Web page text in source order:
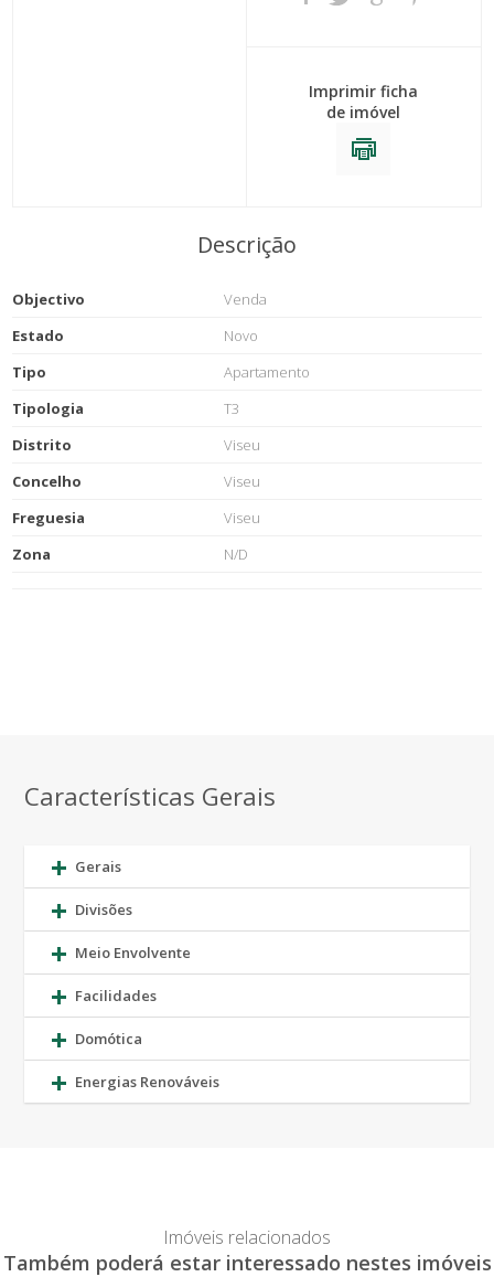
Imprimir ficha
de imóvel
Descrição
Objectivo
Venda
Estado
Novo
Tipo
Apartamento
Tipologia
T3
Distrito
Viseu
Concelho
Viseu
Freguesia
Viseu
Zona
N/D
Características Gerais
Gerais
Divisões
Meio Envolvente
Facilidades
Domótica
Energias Renováveis
Imóveis relacionados
Também poderá estar interessado nestes imóveis